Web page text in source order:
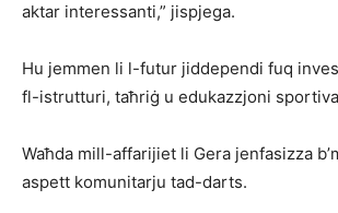
aktar interessanti,” jispjega.
Hu jemmen li l-futur jiddependi fuq
fl-istrutturi, taħriġ u edukazzjoni
Waħda mill-affarijiet li Gera jenfasizza
aspett komunitarju tad-darts.